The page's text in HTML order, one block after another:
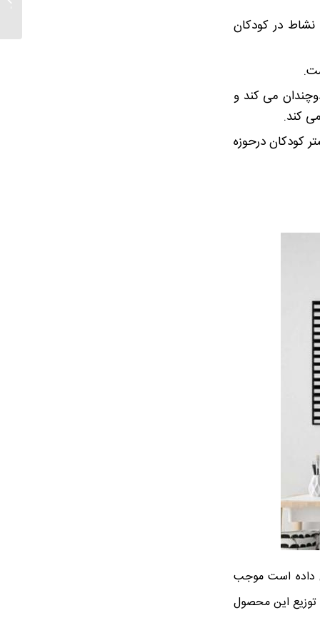
نشاط در کودکان
می کند و
کند.
کودکان درحوزه
داده است موجب
این محصول